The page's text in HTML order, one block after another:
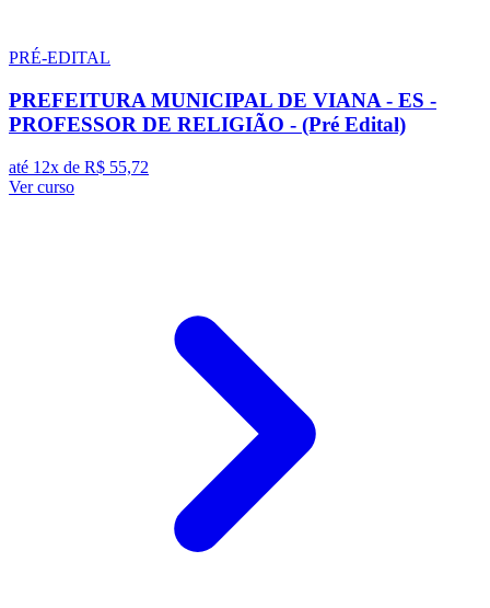
PRÉ-EDITAL
PREFEITURA MUNICIPAL DE VIANA - ES -
PROFESSOR DE RELIGIÃO - (Pré Edital)
até 12x de R$ 55,72
Ver curso